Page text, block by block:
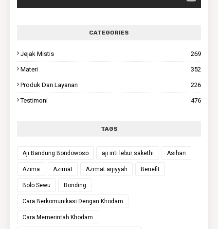
CATEGORIES
Jejak Mistis 269
Materi 352
Produk Dan Layanan 226
Testimoni 476
TAGS
Aji Bandung Bondowoso aji inti lebur sakethi Asihan
Azima Azimat Azimat arjiyyah Benefit
Bolo Sewu Bonding
Cara Berkomunikasi Dengan Khodam
Cara Memerintah Khodam